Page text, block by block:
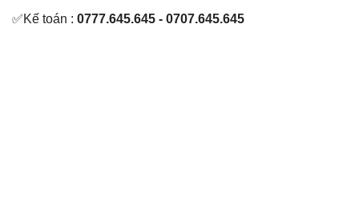
✅Kế toán : 0777.645.645 - 0707.645.645